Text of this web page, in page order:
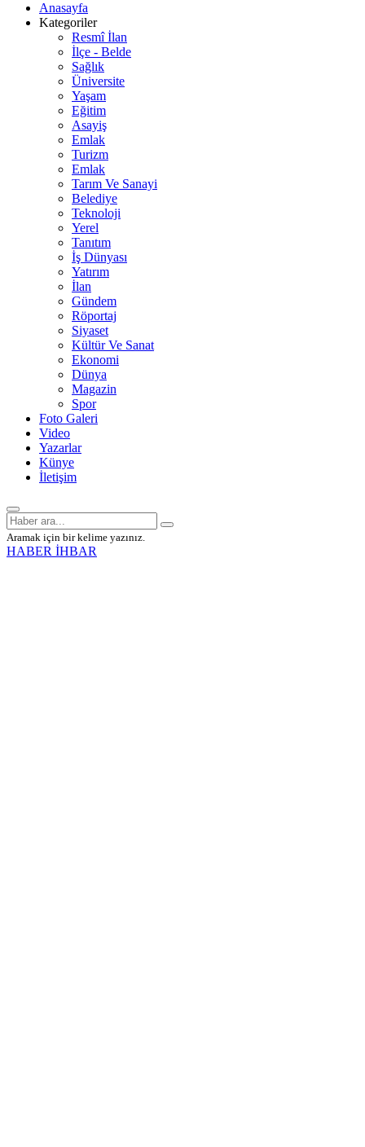
Anasayfa
Kategoriler
Resmî İlan
İlçe - Belde
Sağlık
Üniversite
Yaşam
Eğitim
Asayiş
Emlak
Turizm
Emlak
Tarım Ve Sanayi
Belediye
Teknoloji
Yerel
Tanıtım
İş Dünyası
Yatırım
İlan
Gündem
Röportaj
Siyaset
Kültür Ve Sanat
Ekonomi
Dünya
Magazin
Spor
Foto Galeri
Video
Yazarlar
Künye
İletişim
Aramak için bir kelime yazınız.
HABER İHBAR